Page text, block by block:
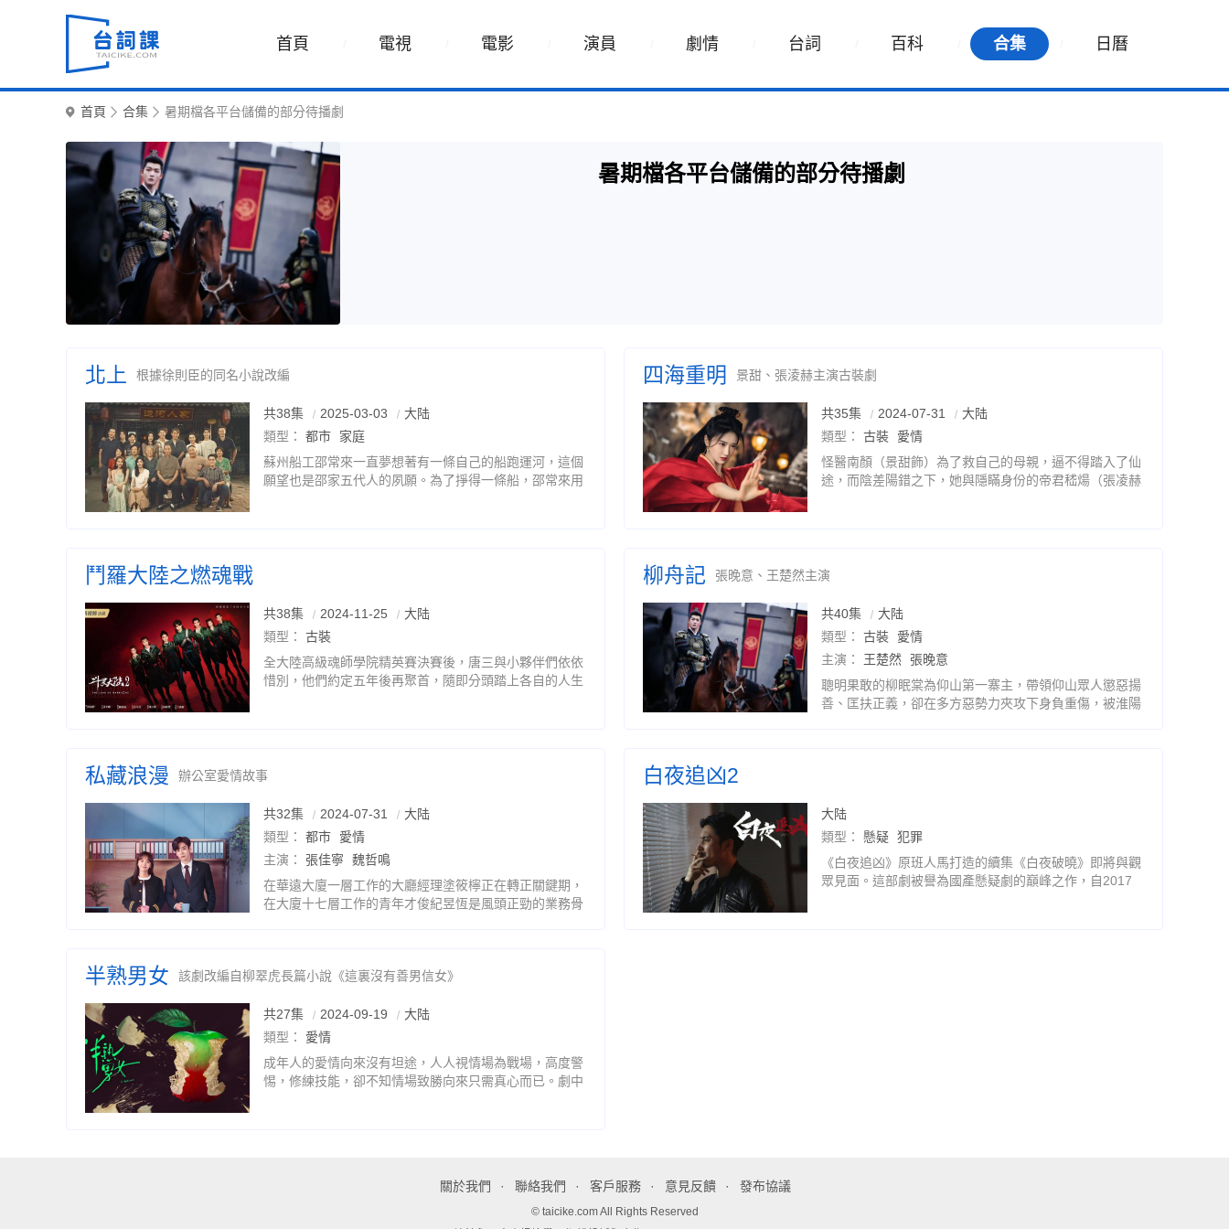
首頁 電視 電影 演員 劇情 台詞 百科 合集 日曆
首頁 合集 暑期檔各平台儲備的部分待播劇
暑期檔各平台儲備的部分待播劇
北上 根據徐則臣的同名小說改編
共38集 2025-03-03
大陆
類型：
都市
家庭
蘇州船工邵常來一直夢想著有一條自己的船跑運河，這個
願望也是邵家五代人的夙願。為了掙得一條船，邵常來用
四海重明 景甜、張淩赫主演古裝劇
共35集 2024-07-31
大陆
類型：
古裝
愛情
怪醫南顏（景甜飾）為了救自己的母親，逼不得踏入了仙
途，而陰差陽錯之下，她與隱瞞身份的帝君嵇煬（張凌赫
鬥羅大陸之燃魂戰
共38集 2024-11-25
大陆
類型：
古裝
全大陸高級魂師學院精英賽決賽後，唐三與小夥伴們依依
惜別，他們約定五年後再聚首，隨即分頭踏上各自的人生
柳舟記 張晚意、王楚然主演
共40集
大陆
類型：
古裝
愛情
主演：
王楚然
張晚意
聰明果敢的柳眠棠為仰山第一寨主，帶領仰山眾人懲惡揚
善、匡扶正義，卻在多方惡勢力夾攻下身負重傷，被淮陽
私藏浪漫 辦公室愛情故事
共32集 2024-07-31
大陆
類型：
都市
愛情
主演：
張佳寧
魏哲鳴
在華遠大廈一層工作的大廳經理塗筱檸正在轉正關鍵期，
在大廈十七層工作的青年才俊紀昱恆是風頭正勁的業務骨
白夜追凶2
大陆
類型：
懸疑 犯罪
《白夜追凶》原班人馬打造的續集《白夜破曉》即將與觀
眾見面。這部劇被譽為國產懸疑劇的巔峰之作，自2017
半熟男女 該劇改編自柳翠虎長篇小說《這裏沒有善男信女》
共27集 2024-09-19
大陆
類型：
愛情
成年人的愛情向來沒有坦途，人人視情場為戰場，高度警
惕，修練技能，卻不知情場致勝向來只需真心而已。劇中
關於我們 聯絡我們 客戶服務 意見反饋 發布協議
© taicike.com All Rights Reserved